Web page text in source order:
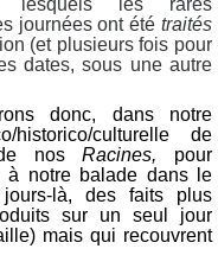
les rares
journées ont été traités
(et plusieurs fois pour
dates, sous une autre
donc, dans notre
historico/culturelle de
de nosRacines, pour
à notre balade dans le
là, des faits plus
sur un seul jour
mais qui recouvrent